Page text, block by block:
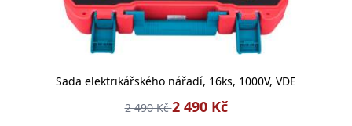
Sada elektrikářského nářadí, 16ks, 1000V, VDE
2 490 Kč2 490 Kč